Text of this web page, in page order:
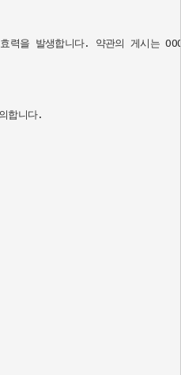
을 발생합니다. 약관의 게시는
합니다.